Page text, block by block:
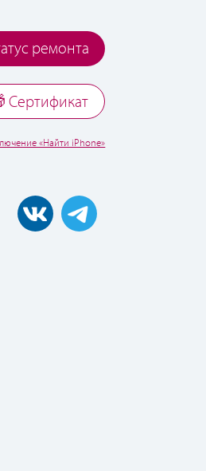
ремонта
Cертификат
«Найти iPhone»